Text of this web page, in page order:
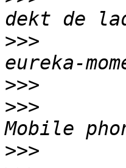
>>>
>>>
>>>
>>>